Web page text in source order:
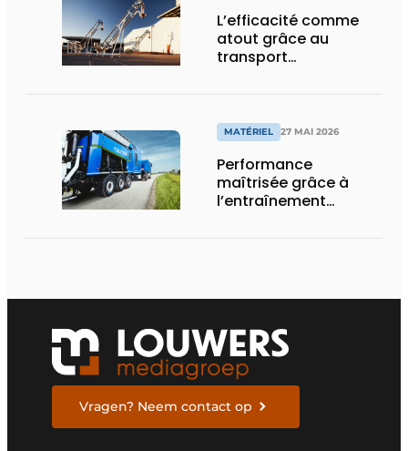
L’efficacité comme
atout grâce au
transport
MATÉRIEL 27 MAI 2026
Performance
maîtrisée grâce à
l’entraînement
Vragen? Neem contact op